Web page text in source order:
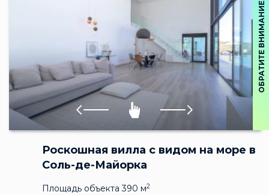
ОБРАТИТЕ ВНИМАНИЕ
Роскошная вилла с видом на море в
Соль-де-Майорка
Площадь объекта 390 м2